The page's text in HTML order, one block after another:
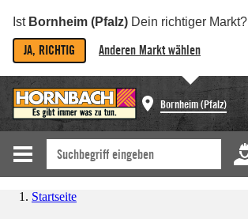
Ist Bornheim (Pfalz) Dein richtiger Markt?
JA, RICHTIG Anderen Markt wählen
Bornheim (Pfalz)
Startseite